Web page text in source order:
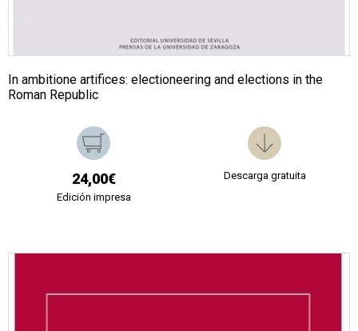
In ambitione artifices: electioneering and elections in the
Roman Republic
24,00€
Edición impresa
Descarga gratuita